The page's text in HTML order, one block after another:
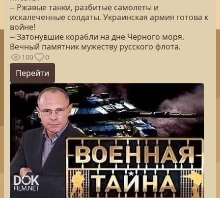
-- Ржавые танки, разбитые самолеты и
искалеченные солдаты. Украинская армия готова к
войне!
-- Затонувшие корабли на дне Черного моря.
Вечный памятник мужеству русского флота.
100 0
Перейти